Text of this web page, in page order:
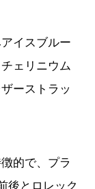
イスブルー
ェリニウム
ーストラッ
的で、プラ
後とロレック